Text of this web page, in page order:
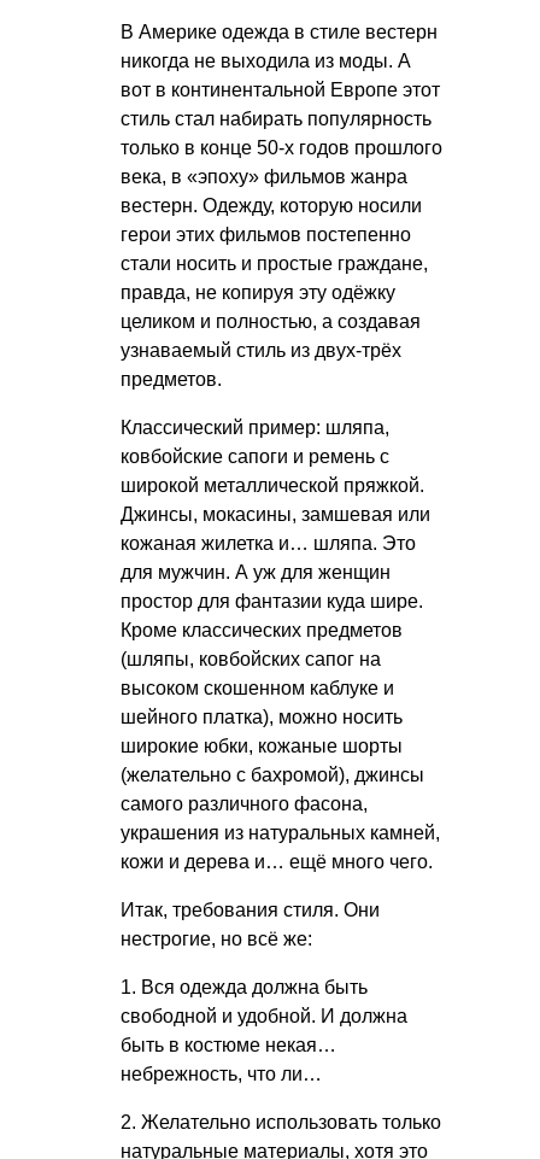
В Америке одежда в стиле вестерн
никогда не выходила из моды. А
вот в континентальной Европе этот
стиль стал набирать популярность
только в конце 50-х годов прошлого
века, в «эпоху» фильмов жанра
вестерн. Одежду, которую носили
герои этих фильмов постепенно
стали носить и простые граждане,
правда, не копируя эту одёжку
целиком и полностью, а создавая
узнаваемый стиль из двух-трёх
предметов.
Классический пример: шляпа,
ковбойские сапоги и ремень с
широкой металлической пряжкой.
Джинсы, мокасины, замшевая или
кожаная жилетка и… шляпа. Это
для мужчин. А уж для женщин
простор для фантазии куда шире.
Кроме классических предметов
(шляпы, ковбойских сапог на
высоком скошенном каблуке и
шейного платка), можно носить
широкие юбки, кожаные шорты
(желательно с бахромой), джинсы
самого различного фасона,
украшения из натуральных камней,
кожи и дерева и… ещё много чего.
Итак, требования стиля. Они
нестрогие, но всё же:
1. Вся одежда должна быть
свободной и удобной. И должна
быть в костюме некая…
небрежность, что ли…
2. Желательно использовать только
натуральные материалы, хотя это